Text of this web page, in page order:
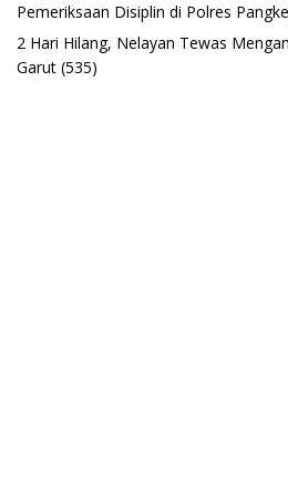
Pemeriksaan Disiplin di Polres
2 Hari Hilang, Nelayan Tewas
Garut (535)